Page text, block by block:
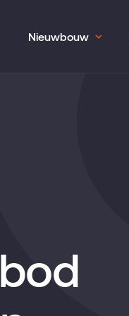
Nieuwbouw